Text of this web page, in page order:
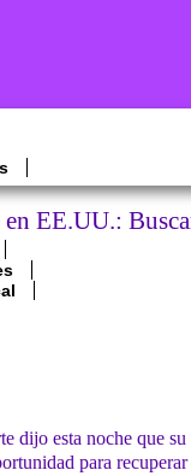
EE.UU.:
dijo esta noche que
para